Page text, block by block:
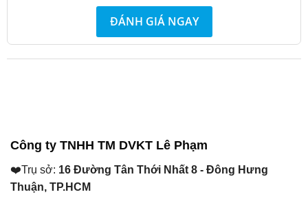
ĐÁNH GIÁ NGAY
Công ty TNHH TM DVKT Lê Phạm
❤️Trụ sở: 16 Đường Tân Thới Nhất 8 - Đông Hưng
Thuận, TP.HCM